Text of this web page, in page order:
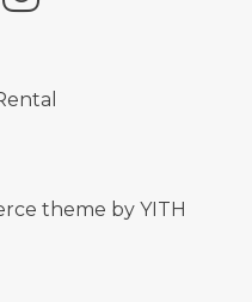
theme by YITH